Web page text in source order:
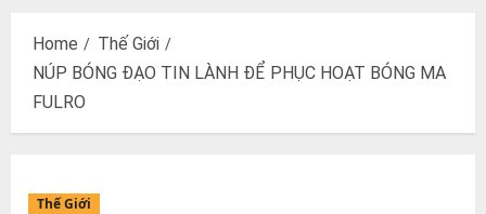
Home
Thế Giới
NÚP BÓNG ĐẠO TIN LÀNH ĐỂ PHỤC HOẠT BÓNG MA
FULRO
Thế Giới